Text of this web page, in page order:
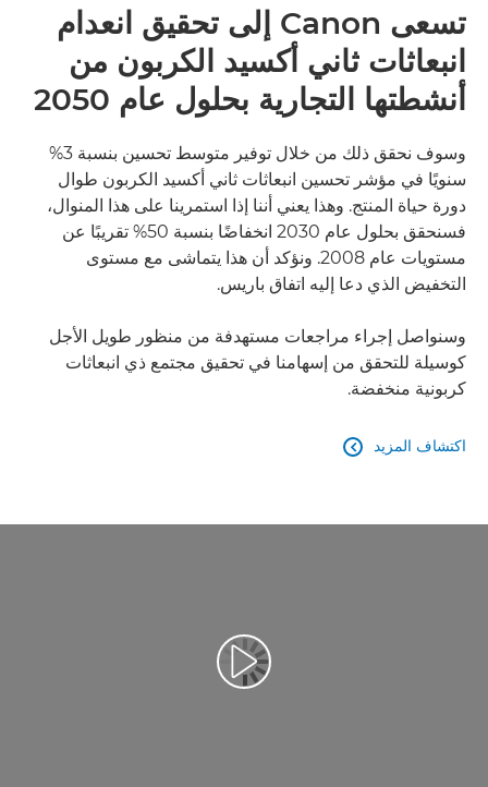
تسعى Canon إلى تحقيق انعدام
انبعاثات ثاني أكسيد الكربون من
أنشطتها التجارية بحلول عام 2050
وسوف نحقق ذلك من خلال توفير متوسط تحسين بنسبة 3%
سنويًا في مؤشر تحسين انبعاثات ثاني أكسيد الكربون طوال
دورة حياة المنتج. وهذا يعني أننا إذا استمرينا على هذا المنوال،
فسنحقق بحلول عام 2030 انخفاضًا بنسبة 50% تقريبًا عن
مستويات عام 2008. ونؤكد أن هذا يتماشى مع مستوى
التخفيض الذي دعا إليه اتفاق باريس.
وسنواصل إجراء مراجعات مستهدفة من منظور طويل الأجل
كوسيلة للتحقق من إسهامنا في تحقيق مجتمع ذي انبعاثات
كربونية منخفضة.
اكتشاف المزيد 